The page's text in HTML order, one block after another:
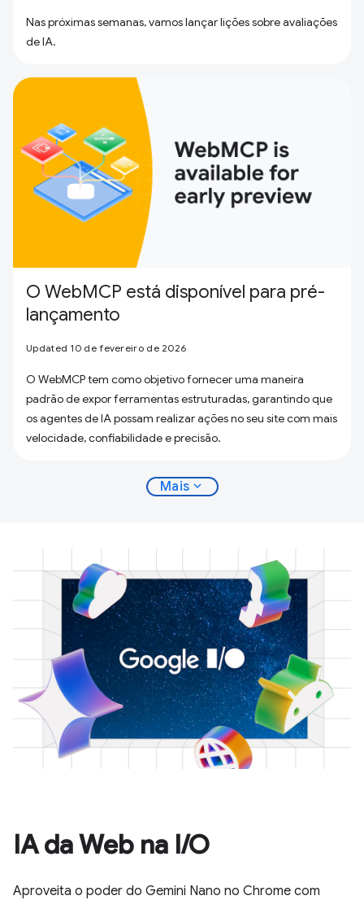
Nas próximas semanas, vamos lançar lições sobre avaliações
de IA.
O WebMCP está disponível para pré-
lançamento
Updated 10 de fevereiro de 2026
O WebMCP tem como objetivo fornecer uma maneira
padrão de expor ferramentas estruturadas, garantindo que
os agentes de IA possam realizar ações no seu site com mais
velocidade, confiabilidade e precisão.
Mais expand_more
IA da Web na I/O
Aproveita o poder do Gemini Nano no Chrome com